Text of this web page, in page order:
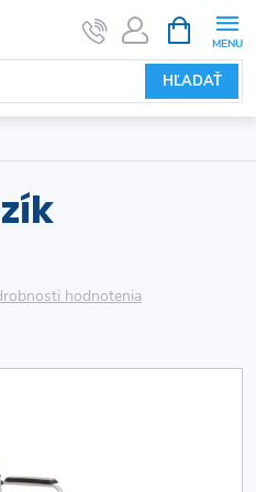
HĽADAŤ
KOŠÍK
hodnotenia